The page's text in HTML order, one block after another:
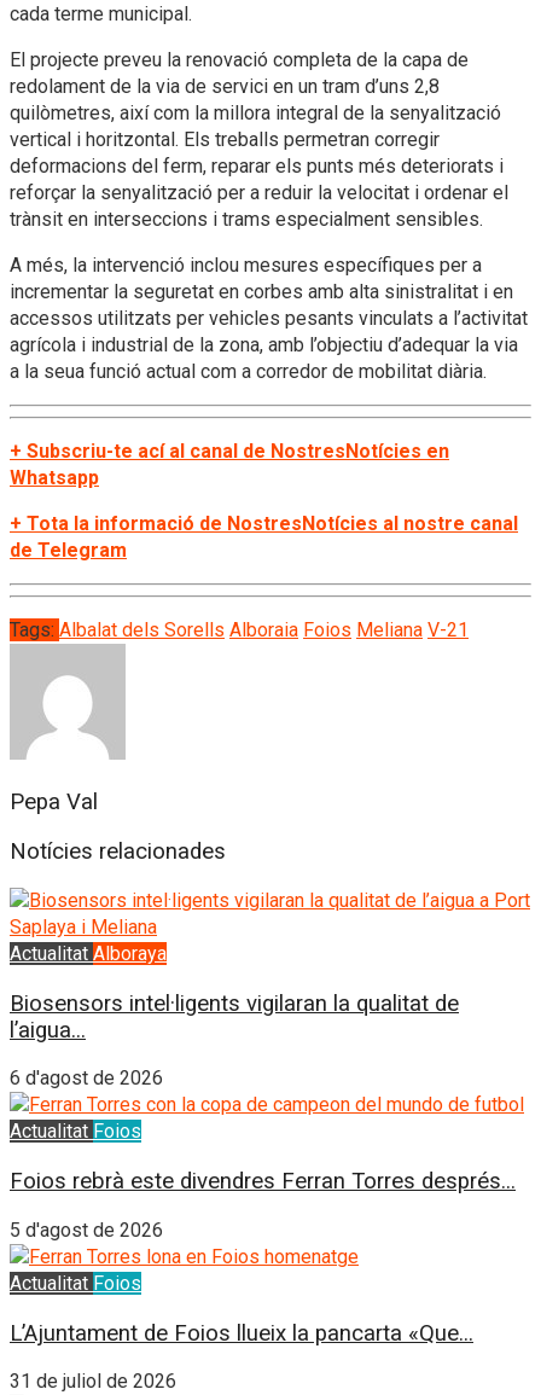
cada terme municipal.
El projecte preveu la renovació completa de la capa de
redolament de la via de servici en un tram d’uns 2,8
quilòmetres, així com la millora integral de la senyalització
vertical i horitzontal. Els treballs permetran corregir
deformacions del ferm, reparar els punts més deteriorats i
reforçar la senyalització per a reduir la velocitat i ordenar el
trànsit en interseccions i trams especialment sensibles.
A més, la intervenció inclou mesures específiques per a
incrementar la seguretat en corbes amb alta sinistralitat i en
accessos utilitzats per vehicles pesants vinculats a l’activitat
agrícola i industrial de la zona, amb l’objectiu d’adequar la via
a la seua funció actual com a corredor de mobilitat diària.
+ Subscriu-te ací al canal de NostresNotícies en
Whatsapp
+ Tota la informació de NostresNotícies al nostre canal
de Telegram
Tags: Albalat dels Sorells Alboraia Foios Meliana V-21
Pepa Val
Notícies relacionades
Actualitat Alboraya
Biosensors intel·ligents vigilaran la qualitat de
l’aigua...
6 d'agost de 2026
Actualitat Foios
Foios rebrà este divendres Ferran Torres després...
5 d'agost de 2026
Actualitat Foios
L’Ajuntament de Foios llueix la pancarta «Que...
31 de juliol de 2026